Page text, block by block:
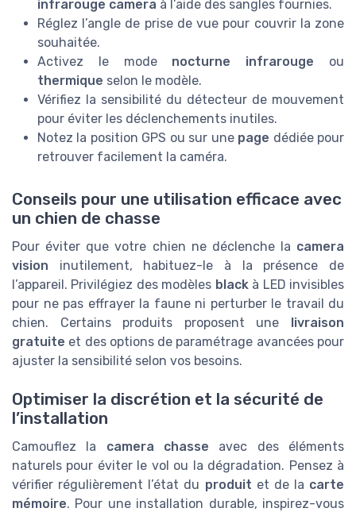
infrarouge camera à l’aide des sangles fournies.
Réglez l’angle de prise de vue pour couvrir la zone
souhaitée.
Activez le mode nocturne infrarouge ou
thermique selon le modèle.
Vérifiez la sensibilité du détecteur de mouvement
pour éviter les déclenchements inutiles.
Notez la position GPS ou sur une page dédiée pour
retrouver facilement la caméra.
Conseils pour une utilisation efficace avec
un chien de chasse
Pour éviter que votre chien ne déclenche la camera
vision inutilement, habituez-le à la présence de
l’appareil. Privilégiez des modèles blackà LED invisibles
pour ne pas effrayer la faune ni perturber le travail du
chien. Certains produits proposent une livraison
gratuite et des options de paramétrage avancées pour
ajuster la sensibilité selon vos besoins.
Optimiser la discrétion et la sécurité de
l’installation
Camouflez la camera chasse avec des éléments
naturels pour éviter le vol ou la dégradation. Pensez à
vérifier régulièrement l’état du produit et de la carte
mémoire. Pour une installation durable, inspirez-vous